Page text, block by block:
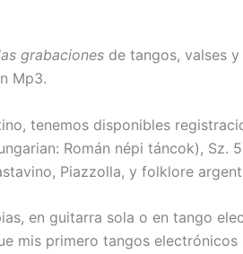
grabaciones de tangos, valses
Mp3.
tenemos disponibles
Román népi táncok), Sz.
Piazzolla, y folklore
en guitarra sola o en tango
mis primero tangos electrónicos